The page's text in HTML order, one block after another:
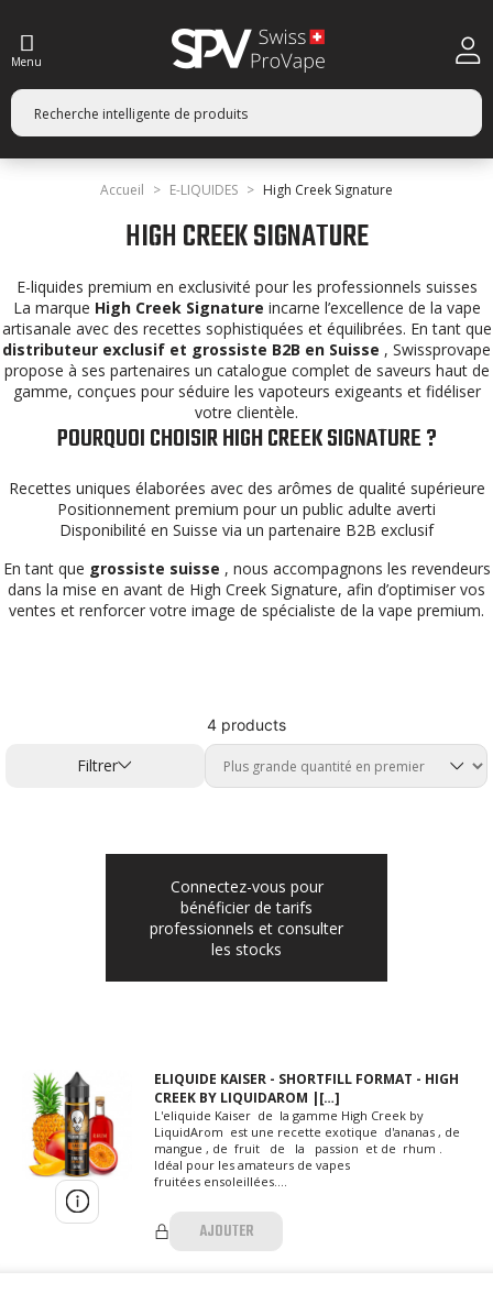
Menu
Accueil E-LIQUIDES High Creek Signature
HIGH CREEK SIGNATURE
E-liquides premium en exclusivité pour les professionnels suisses
La marque High Creek Signature incarne l’excellence de la vape
artisanale avec des recettes sophistiquées et équilibrées. En tant que
distributeur exclusif et grossiste B2B en Suisse , Swissprovape
propose à ses partenaires un catalogue complet de saveurs haut de
gamme, conçues pour séduire les vapoteurs exigeants et fidéliser
votre clientèle.
POURQUOI CHOISIR HIGH CREEK SIGNATURE ?
Recettes uniques élaborées avec des arômes de qualité supérieure
Positionnement premium pour un public adulte averti
Disponibilité en Suisse via un partenaire B2B exclusif
En tant que grossiste suisse , nous accompagnons les revendeurs
dans la mise en avant de High Creek Signature, afin d’optimiser vos
ventes et renforcer votre image de spécialiste de la vape premium.
4 products
Filtrer
Connectez-vous pour
bénéficier de tarifs
professionnels et consulter
les stocks
ELIQUIDE KAISER - SHORTFILL FORMAT - HIGH
CREEK BY LIQUIDAROM |[…]
L'eliquide Kaiser de la gamme High Creek by
LiquidArom est une recette exotique d'ananas , de
mangue , de fruit de la passion et de rhum .
Idéal pour les amateurs de vapes
fruitées ensoleillées....
AJOUTER